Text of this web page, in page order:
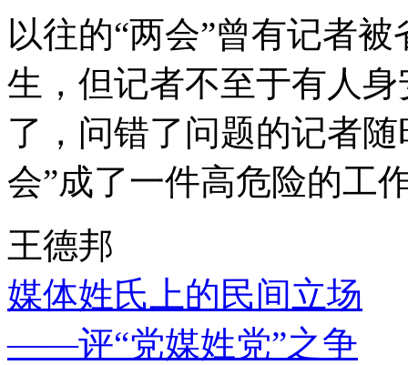
以往的“两会”曾有记者
生，但记者不至于有人
了，问错了问题的记者
会”成了一件高危险的工
王德邦
媒体姓氏上的民间立场
——评“党媒姓党”之争